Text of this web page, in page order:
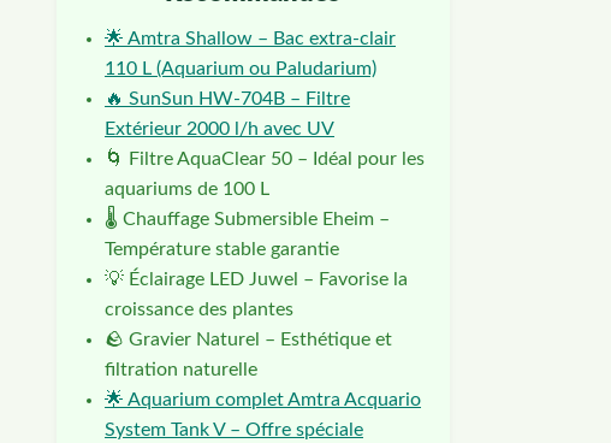
🌟 Amtra Shallow – Bac extra-clair
110 L (Aquarium ou Paludarium)
🔥 SunSun HW-704B – Filtre
Extérieur 2000 l/h avec UV
🌀 Filtre AquaClear 50 – Idéal pour les
aquariums de 100 L
🌡️ Chauffage Submersible Eheim –
Température stable garantie
💡 Éclairage LED Juwel – Favorise la
croissance des plantes
🪨 Gravier Naturel – Esthétique et
filtration naturelle
🌟 Aquarium complet Amtra Acquario
System Tank V – Offre spéciale